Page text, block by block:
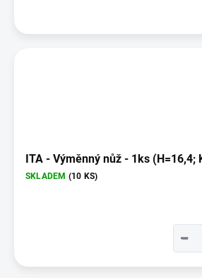
ITA - Výměnný nůž - 1ks (H=16,4;
SKLADEM (10 KS)
−